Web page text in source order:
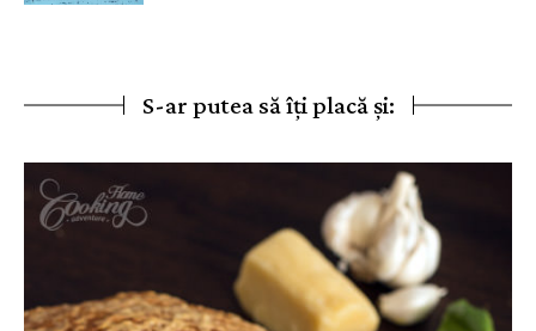
S-ar putea să îți placă și: